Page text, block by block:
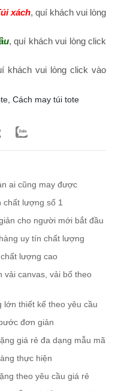
xách, quí khách vui lòng
, quí khách vui lòng click
khách vui lòng click vào
Cách may túi tote
ai cũng may được
chất lượng số 1
cho người mới bắt đầu
uy tín chất lượng
lượng cao
vải canvas, vải bố theo
lớn thiết kế theo yêu cầu
đơn giản
giá rẻ đa dạng mẫu mã
thực hiện
theo yêu cầu giá rẻ